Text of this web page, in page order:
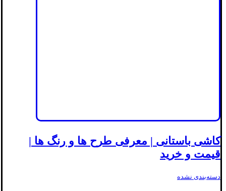
کاشی باستانی | معرفی طرح ها و رنگ ها |
قیمت و خرید
دسته‌بندی نشده